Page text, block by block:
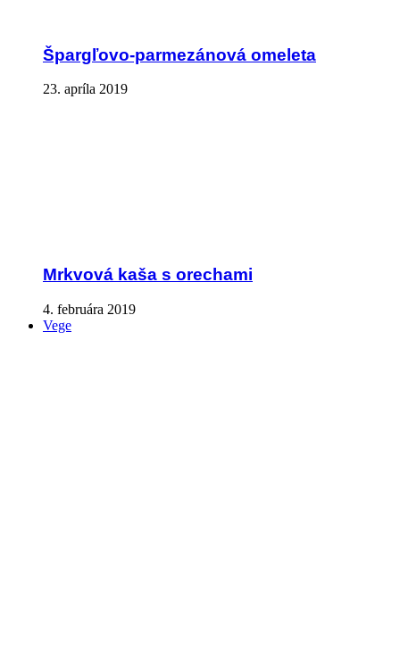
Špargľovo-parmezánová omeleta
23. apríla 2019
Mrkvová kaša s orechami
4. februára 2019
Vege